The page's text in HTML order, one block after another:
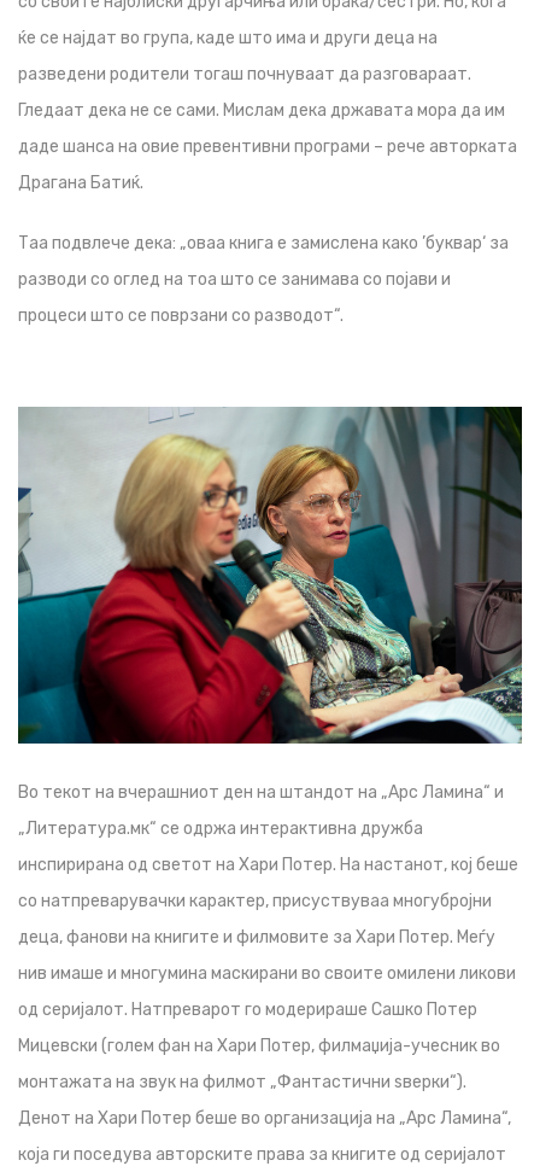
ќе се најдат во група, каде што има и други деца на
разведени родители тогаш почнуваат да разговараат.
Гледаат дека не се сами. Мислам дека државата мора да им
даде шанса на овие превентивни програми – рече авторката
Драгана Батиќ.
Таа подвлече дека: „оваа книга е замислена како ’буквар‘ за
разводи со оглед на тоа што се занимава со појави и
процеси што се поврзани со разводот“.
Во текот на вчерашниот ден на штандот на „Арс Ламина“ и
„Литература.мк“ се одржа интерактивна дружба
инспирирана од светот на Хари Потер. На настанот, кој беше
со натпреварувачки карактер, присуствуваа многубројни
деца, фанови на книгите и филмовите за Хари Потер. Меѓу
нив имаше и многумина маскирани во своите омилени ликови
од серијалот. Натпреварот го модерираше Сашко Потер
Мицевски (голем фан на Хари Потер, филмаџија-учесник во
монтажата на звук на филмот „Фантастични ѕверки“).
Денот на Хари Потер беше во организација на „Арс Ламина“,
која ги поседува авторските права за книгите од серијалот